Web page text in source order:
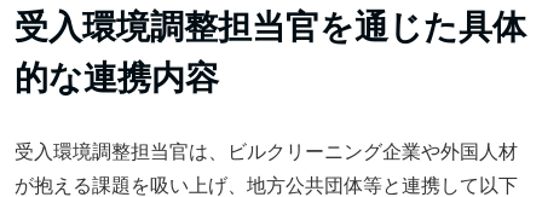
受入環境調整担当官を通じた具体
的な連携内容
受入環境調整担当官は、ビルクリーニング企業や外国人材
が抱える課題を吸い上げ、地方公共団体等と連携して以下